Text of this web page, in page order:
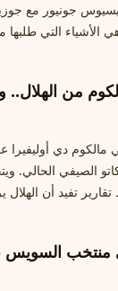
جونيور مع
الأشياء التي طلبها
من الهلال..
مالكوم دي أوليفيرا
الصيفي الحالي.
تفيد أن
منتخب